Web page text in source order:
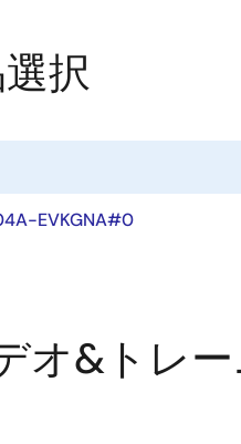
択
EVKGNA#0
オ&トレ